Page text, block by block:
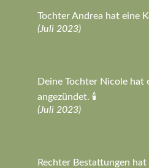
Tochter Andrea hat eine
(Juli 2023)
Deine Tochter Nicole hat
angezündet. 🕯️
(Juli 2023)
Rechter Bestattungen hat